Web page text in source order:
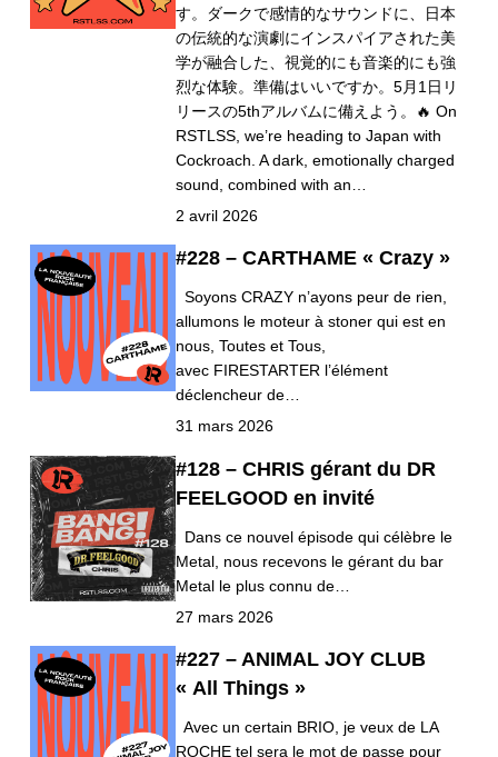
す。ダークで感情的なサウンドに、日本
の伝統的な演劇にインスパイアされた美
学が融合した、視覚的にも音楽的にも強
烈な体験。準備はいいですか。5月1日リ
リースの5thアルバムに備えよう。🔥 On
RSTLSS, we’re heading to Japan with
Cockroach. A dark, emotionally charged
sound, combined with an…
2 avril 2026
#228 – CARTHAME « Crazy »
Soyons CRAZY n’ayons peur de rien,
allumons le moteur à stoner qui est en
nous, Toutes et Tous,
avec FIRESTARTER l’élément
déclencheur de…
31 mars 2026
#128 – CHRIS gérant du DR
FEELGOOD en invité
Dans ce nouvel épisode qui célèbre le
Metal, nous recevons le gérant du bar
Metal le plus connu de…
27 mars 2026
#227 – ANIMAL JOY CLUB
« All Things »
Avec un certain BRIO, je veux de LA
ROCHE tel sera le mot de passe pour